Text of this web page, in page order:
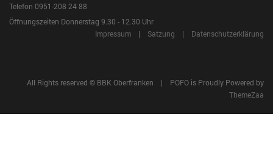
Telefon 0951-208 24 88
Öffnungszeiten Donnerstag 9.30 - 12.30 Uhr
Impressum | Satzung | Datenschutzerklärung
All Rights reserved © BBK Oberfranken | POFO is Proudly Powered by
ThemeZaa